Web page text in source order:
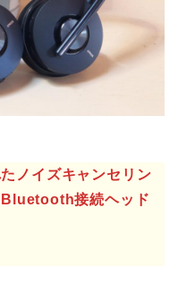
ノイズキャンセリン
Bluetooth接続ヘッド